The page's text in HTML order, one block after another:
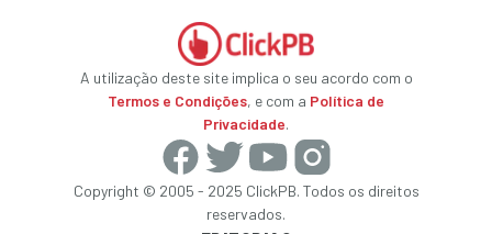
A utilização deste site implica o seu acordo com o
Termos e Condições, e com a Política de
Privacidade.
Copyright © 2005 - 2025 ClickPB. Todos os direitos
reservados.